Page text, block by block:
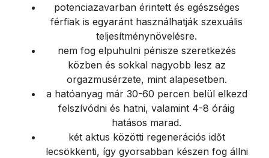
potenciazavarban érintett és egészséges
férfiak is egyaránt használhatják szexuális
teljesítménynövelésre.
nem fog elpuhulni pénisze szeretkezés
közben és sokkal nagyobb lesz az
orgazmusérzete, mint alapesetben.
a hatóanyag már 30-60 percen belül elkezd
felszívódni és hatni, valamint 4-8 óráig
hatásos marad.
két aktus közötti regenerációs időt
lecsökkenti, így gyorsabban készen fog állni